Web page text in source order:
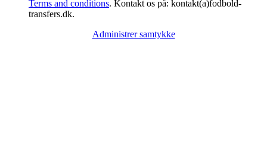
Terms and conditions. Kontakt os på: kontakt(a)fodbold-
transfers.dk.
Administrer samtykke